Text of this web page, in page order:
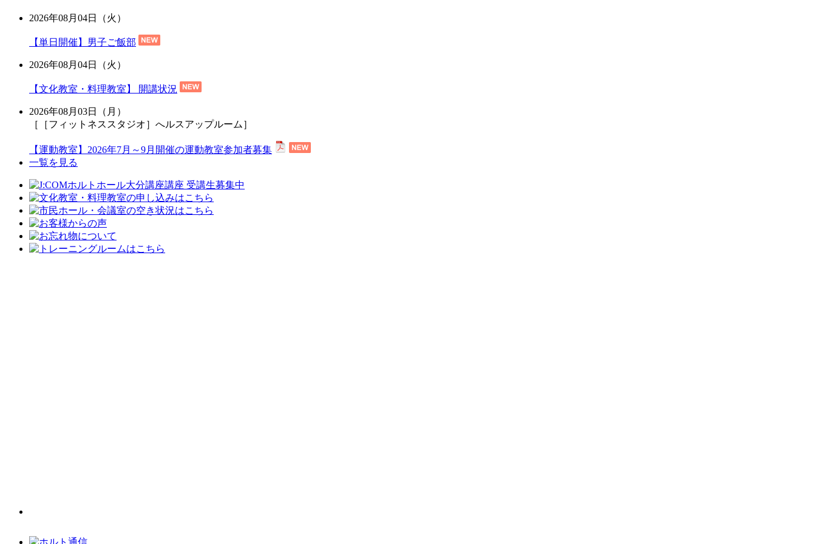
2026年08月04日（火）
【単日開催】男子ご飯部
2026年08月04日（火）
【文化教室・料理教室】 開講状況
2026年08月03日（月）
［［フィットネススタジオ］へルスアップルーム］
【運動教室】2026年7月～9月開催の運動教室参加者募集
一覧を見る